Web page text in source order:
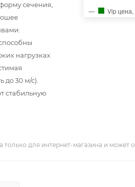
сечения,
нагрузках
до 30 м/с).
стабильную
Vip цена,
только для интернет-магазина и может